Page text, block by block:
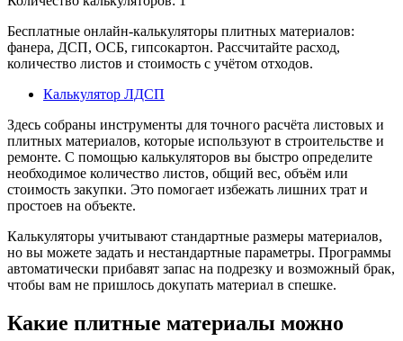
Бесплатные онлайн-калькуляторы плитных материалов:
фанера, ДСП, ОСБ, гипсокартон. Рассчитайте расход,
количество листов и стоимость с учётом отходов.
Калькулятор ЛДСП
Здесь собраны инструменты для точного расчёта листовых и
плитных материалов, которые используют в строительстве и
ремонте. С помощью калькуляторов вы быстро определите
необходимое количество листов, общий вес, объём или
стоимость закупки. Это помогает избежать лишних трат и
простоев на объекте.
Калькуляторы учитывают стандартные размеры материалов,
но вы можете задать и нестандартные параметры. Программы
автоматически прибавят запас на подрезку и возможный брак,
чтобы вам не пришлось докупать материал в спешке.
Какие плитные материалы можно